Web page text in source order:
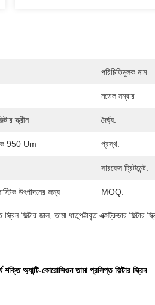
পরিচিতিমুলক নাম
মডেল নম্বার
স্ক্রীন দৈর্ঘ্য:
950 Um প্রস্থ:
সারফেস ট্রিটমেন্ট:
উৎপাদনের জন্য MOQ:
ফিল্টার জাল , তামা ধাতুপট্টাবৃত এক্সট্রুডার ফিল্টার
শক্তি অ্যান্টি-কোরোসিওন তামা প্রলিপ্ত ফিল্টার স্ক্রিন